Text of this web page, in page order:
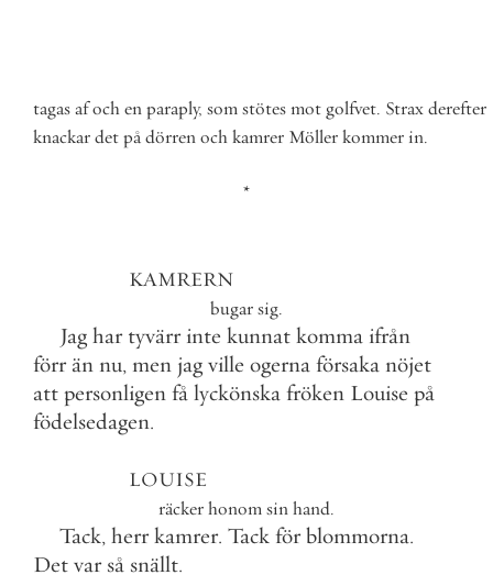
tagasafochenparaply, somstötesmot golfvet. Straxderefter
knackardetpådörrenochkamrer Möllerkommerin.
*
KAMRERN
bugarsig.
Jag har tyvärr inte kunnat komma ifrån
förr än nu, men jag ville ogerna försaka nöjet
att personligen få lyckönska fröken Louise på
födelsedagen.
LOUISE
räckerhonomsinhand.
Tack, herr kamrer. Tack för blommorna.
Det var så snällt.